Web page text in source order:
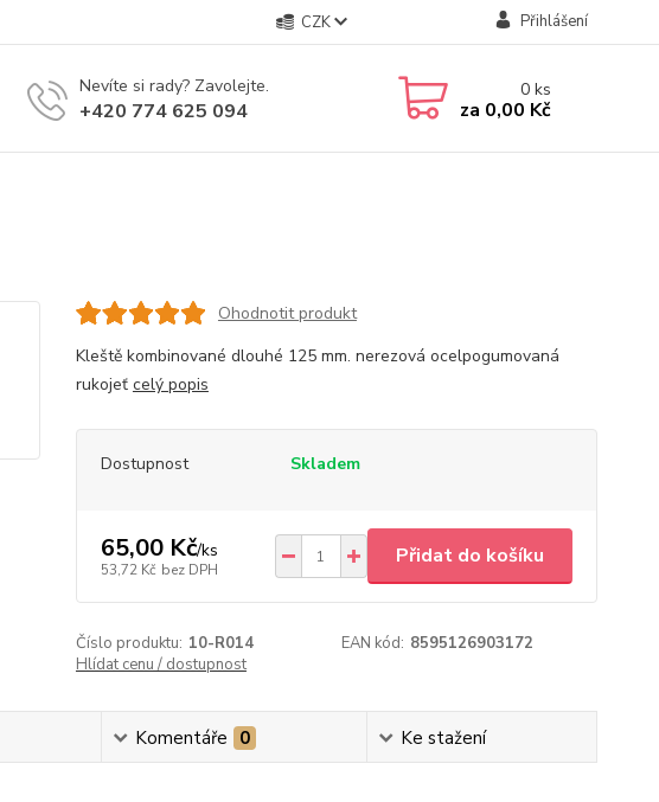
CZK Přihlášení
Nevíte si rady? Zavolejte.
+420 774 625 094
0ks
za 0,00 Kč
Ohodnotit produkt
Kleště kombinované dlouhé 125 mm. nerezová ocelpogumovaná
rukojeť celý popis
Dostupnost Skladem
65,00 Kč/ks
53,72 Kč bez DPH
Přidat do košíku
Číslo produktu: 10-R014 EAN kód: 8595126903172
Hlídat cenu / dostupnost
Komentáře 0 Ke stažení